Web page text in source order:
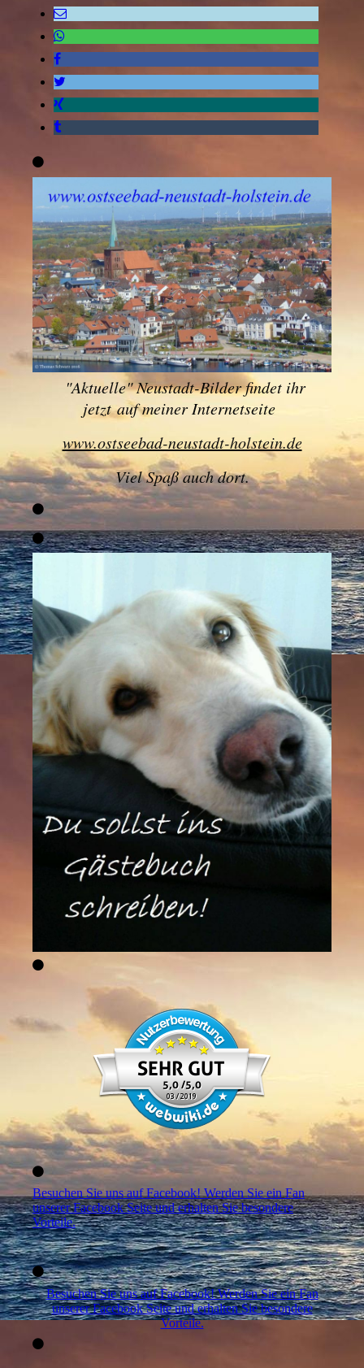
"Aktuelle" Neustadt-Bilder findet ihr
jetztauf meiner Internetseite
www.ostseebad-neustadt-holstein.de
Viel Spaß auch dort.
Besuchen Sie uns auf Facebook! Werden Sie ein Fan
unserer Facebook Seite und erhalten Sie besondere
Vorteile.
Besuchen Sie uns auf Facebook! Werden Sie ein Fan
unserer Facebook Seite und erhalten Sie besondere
Vorteile.